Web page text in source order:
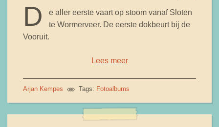
D
e aller eerste vaart op stoom vanaf Sloten
te Wormerveer. De eerste dokbeurt bij de
Vooruit.
Lees meer
Arjan Kempes Tags: Fotoalbums